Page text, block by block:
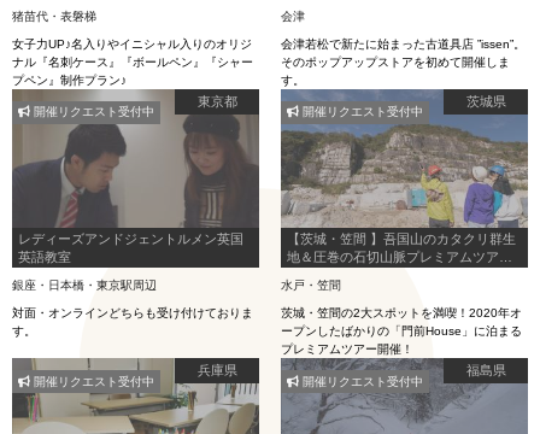
猪苗代・表磐梯
女子力UP♪名入りやイニシャル入りのオリジ
ナル『名刺ケース』『ボールペン』『シャー
プペン』制作プラン♪
会津
会津若松で新たに始まった古道具店 ”issen”。
そのポップアップストアを初めて開催しま
す。
東京都
レディーズアンドジェントルメン英国
英語教室
銀座・日本橋・東京駅周辺
対面・オンラインどちらも受け付けておりま
す。
開催リクエスト受付中
茨城県
【茨城・笠間 】吾国山のカタクリ群生
地＆圧巻の石切山脈プレミアムツア
水戸・笠間
茨城・笠間の2大スポットを満喫！2020年オ
ープンしたばかりの「門前House」に泊まる
プレミアムツアー開催！
開催リクエスト受付中
兵庫県
開催リクエスト受付中
福島県
開催リクエスト受付中